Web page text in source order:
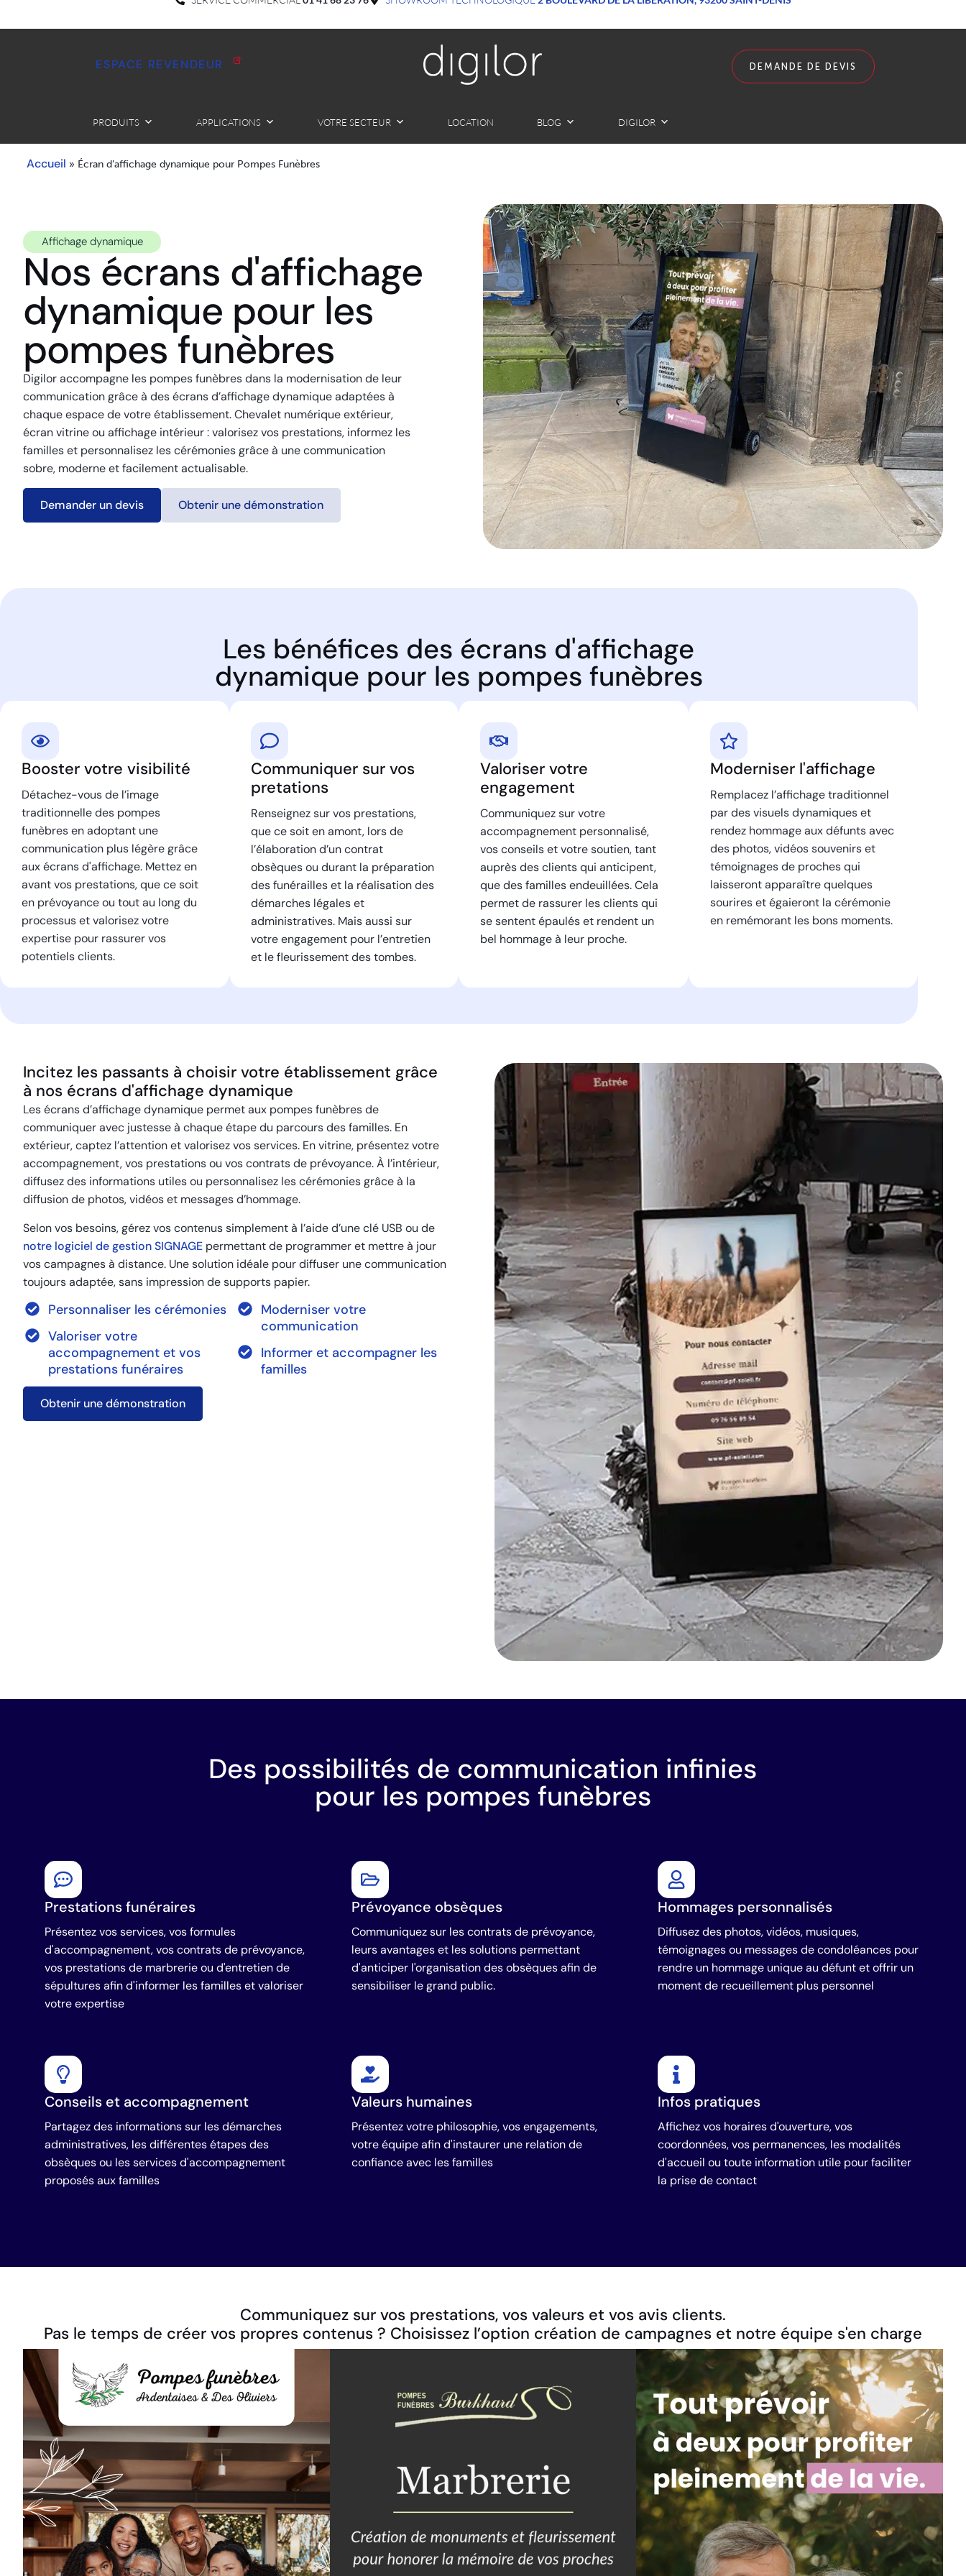
ESPACE REVENDEUR DEMANDE DE DEVIS
PRODUITS APPLICATIONS VOTRE SECTEUR LOCATION BLOG DIGILOR
Accueil » Écran d’affichage dynamique pour Pompes Funèbres
Affichage dynamique
Nos écrans d'affichage
dynamique pour les
pompes funèbres
Digilor accompagne les pompes funèbres dans la modernisation de leur
communication grâce à des écrans d’affichage dynamique adaptées à
chaque espace de votre établissement. Chevalet numérique extérieur,
écran vitrine ou affichage intérieur : valorisez vos prestations, informez les
familles et personnalisez les cérémonies grâce à une communication
sobre, moderne et facilement actualisable.
Demander un devis Obtenir une démonstration
Les bénéfices des écrans d'affichage
dynamique pour les pompes funèbres
Booster votre visibilité
Détachez-vous de l’image
traditionnelle des pompes
funèbres en adoptant une
communication plus légère grâce
aux écrans d'affichage. Mettez en
avant vos prestations, que ce soit
en prévoyance ou tout au long du
processus et valorisez votre
expertise pour rassurer vos
potentiels clients.
Communiquer sur vos
pretations
Renseignez sur vos prestations,
que ce soit en amont, lors de
l’élaboration d’un contrat
obsèques ou durant la préparation
des funérailles et la réalisation des
démarches légales et
administratives. Mais aussi sur
votre engagement pour l’entretien
et le fleurissement des tombes.
Valoriser votre
engagement
Communiquez sur votre
accompagnement personnalisé,
vos conseils et votre soutien, tant
auprès des clients qui anticipent,
que des familles endeuillées. Cela
permet de rassurer les clients qui
se sentent épaulés et rendent un
bel hommage à leur proche.
Moderniser l'affichage
Remplacez l’affichage traditionnel
par des visuels dynamiques et
rendez hommage aux défunts avec
des photos, vidéos souvenirs et
témoignages de proches qui
laisseront apparaître quelques
sourires et égaieront la cérémonie
en remémorant les bons moments.
Incitez les passants à choisir votre établissement grâce
à nos écrans d'affichage dynamique
Les écrans d’affichage dynamique permet aux pompes funèbres de
communiquer avec justesse à chaque étape du parcours des familles. En
extérieur, captez l’attention et valorisez vos services. En vitrine, présentez votre
accompagnement, vos prestations ou vos contrats de prévoyance. À l’intérieur,
diffusez des informations utiles ou personnalisez les cérémonies grâce à la
diffusion de photos, vidéos et messages d’hommage.
Selon vos besoins, gérez vos contenus simplement à l’aide d’une clé USB ou de
notre logiciel de gestion SIGNAGE permettant de programmer et mettre à jour
vos campagnes à distance. Une solution idéale pour diffuser une communication
toujours adaptée, sans impression de supports papier.
Personnaliser les cérémonies
Valoriser votre
accompagnement et vos
prestations funéraires
Moderniser votre
communication
Informer et accompagner les
familles
Obtenir une démonstration
Des possibilités de communication infinies
pour les pompes funèbres
Prestations funéraires
Présentez vos services, vos formules
d'accompagnement, vos contrats de prévoyance,
vos prestations de marbrerie ou d'entretien de
sépultures afin d'informer les familles et valoriser
votre expertise
Prévoyance obsèques
Communiquez sur les contrats de prévoyance,
leurs avantages et les solutions permettant
d'anticiper l'organisation des obsèques afin de
sensibiliser le grand public.
Hommages personnalisés
Diffusez des photos, vidéos, musiques,
témoignages ou messages de condoléances pour
rendre un hommage unique au défunt et offrir un
moment de recueillement plus personnel
Conseils et accompagnement
Partagez des informations sur les démarches
administratives, les différentes étapes des
obsèques ou les services d'accompagnement
proposés aux familles
Valeurs humaines
Présentez votre philosophie, vos engagements,
votre équipe afin d'instaurer une relation de
confiance avec les familles
Infos pratiques
Affichez vos horaires d'ouverture, vos
coordonnées, vos permanences, les modalités
d'accueil ou toute information utile pour faciliter
la prise de contact
Communiquez sur vos prestations, vos valeurs et vos avis clients.
Pas le temps de créer vos propres contenus ? Choisissez l’option création de campagnes et notre équipe s'en charge